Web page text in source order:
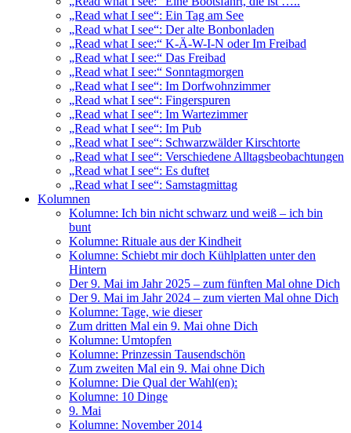
„Read what I see“: Ein Tag am See
„Read what I see“: Der alte Bonbonladen
„Read what I see:“ K-Ä-W-I-N oder Im Freibad
„Read what I see:“ Das Freibad
„Read what I see:“ Sonntagmorgen
„Read what I see“: Im Dorfwohnzimmer
„Read what I see“: Fingerspuren
„Read what I see“: Im Wartezimmer
„Read what I see“: Im Pub
„Read what I see“: Schwarzwälder Kirschtorte
„Read what I see“: Verschiedene Alltagsbeobachtungen
„Read what I see“: Es duftet
„Read what I see“: Samstagmittag
Kolumnen
Kolumne: Ich bin nicht schwarz und weiß – ich bin
bunt
Kolumne: Rituale aus der Kindheit
Kolumne: Schiebt mir doch Kühlplatten unter den
Hintern
Der 9. Mai im Jahr 2025 – zum fünften Mal ohne Dich
Der 9. Mai im Jahr 2024 – zum vierten Mal ohne Dich
Kolumne: Tage, wie dieser
Zum dritten Mal ein 9. Mai ohne Dich
Kolumne: Umtopfen
Kolumne: Prinzessin Tausendschön
Zum zweiten Mal ein 9. Mai ohne Dich
Kolumne: Die Qual der Wahl(en):
Kolumne: 10 Dinge
9. Mai
Kolumne: November 2014